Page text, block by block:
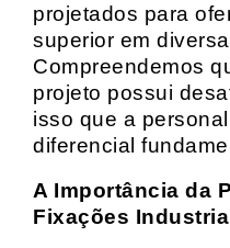
projetados para
superior em
Compreendemos
projeto possui
isso que a
diferencial
A Importância da
Fixações